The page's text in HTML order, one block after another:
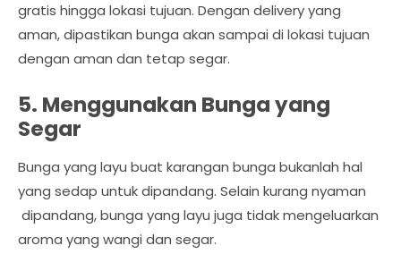
gratis hingga lokasi tujuan. Dengan delivery yang
aman, dipastikan bunga akan sampai di lokasi tujuan
dengan aman dan tetap segar.
5. Menggunakan Bunga yang
Segar
Bunga yang layu buat karangan bunga bukanlah hal
yang sedap untuk dipandang. Selain kurang nyaman
dipandang, bunga yang layu juga tidak mengeluarkan
aroma yang wangi dan segar.